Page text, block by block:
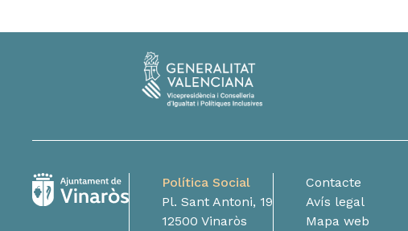
Política Social
Pl. Sant Antoni, 19
12500 Vinaròs
Contacte
Avís legal
Mapa web